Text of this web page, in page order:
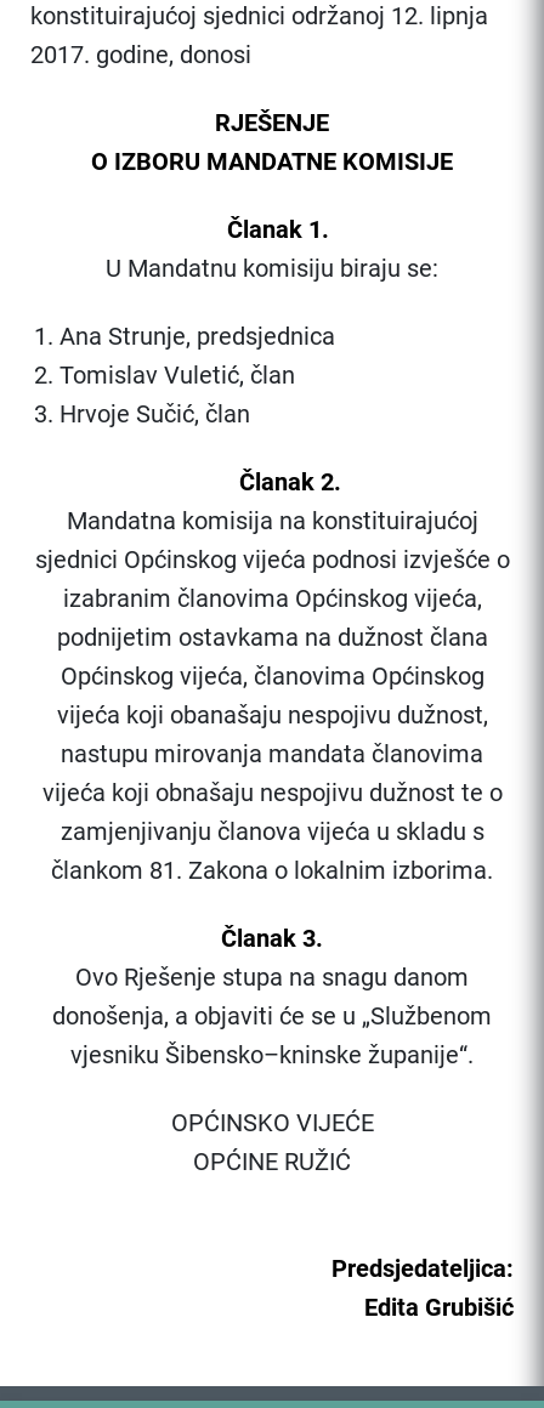
konstituirajućoj sjednici održanoj 12. lipnja
2017. godine, donosi
RJEŠENJE
O IZBORU MANDATNE KOMISIJE
Članak 1.
U Mandatnu komisiju biraju se:
Ana Strunje, predsjednica
Tomislav Vuletić, član
Hrvoje Sučić, član
Članak 2.
Mandatna komisija na konstituirajućoj
sjednici Općinskog vijeća podnosi izvješće o
izabranim članovima Općinskog vijeća,
podnijetim ostavkama na dužnost člana
Općinskog vijeća, članovima Općinskog
vijeća koji obanašaju nespojivu dužnost,
nastupu mirovanja mandata članovima
vijeća koji obnašaju nespojivu dužnost te o
zamjenjivanju članova vijeća u skladu s
člankom 81. Zakona o lokalnim izborima.
Članak 3.
Ovo Rješenje stupa na snagu danom
donošenja, a objaviti će se u „Službenom
vjesniku Šibensko–kninske županije“.
OPĆINSKO VIJEĆE
OPĆINE RUŽIĆ
Predsjedateljica:
Edita Grubišić